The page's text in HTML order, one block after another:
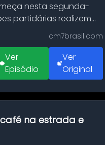
nesta segunda-
partidárias realizem
cm7brasil.com
Ver
Episódio
Ver
Original
na estrada e